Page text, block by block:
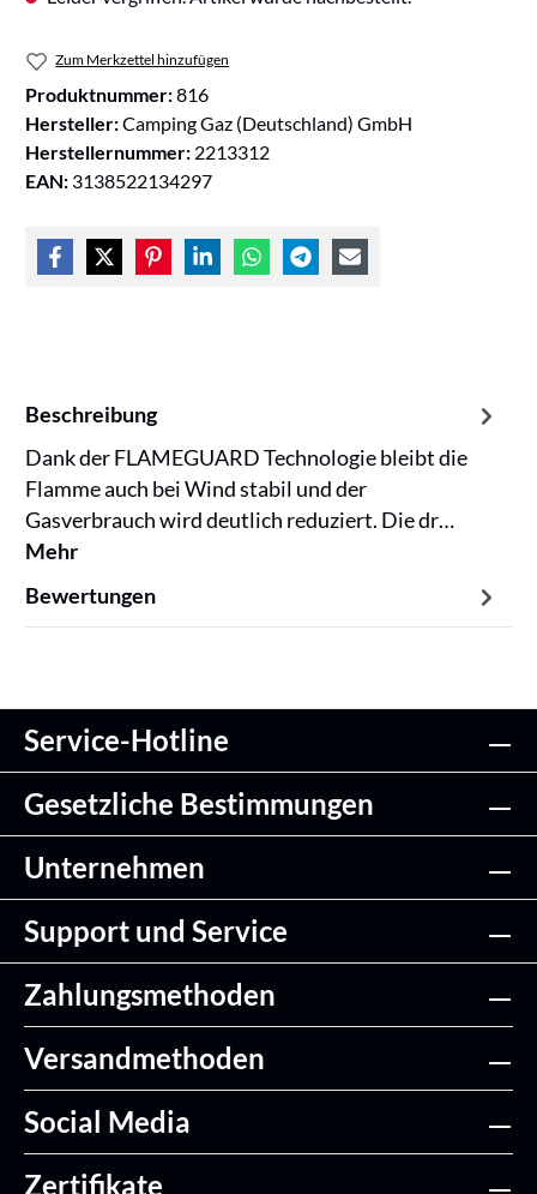
Zum Merkzettel hinzufügen
Produktnummer:816
Hersteller:Camping Gaz (Deutschland) GmbH
Herstellernummer: 2213312
EAN: 3138522134297
Beschreibung
Dank der FLAMEGUARD Technologie bleibt die
Flamme auch bei Wind stabil und der
Gasverbrauch wird deutlich reduziert. Die dr…
Mehr
Bewertungen
Service-Hotline
Gesetzliche Bestimmungen
Unternehmen
Support und Service
Zahlungsmethoden
Versandmethoden
Social Media
Zertifikate